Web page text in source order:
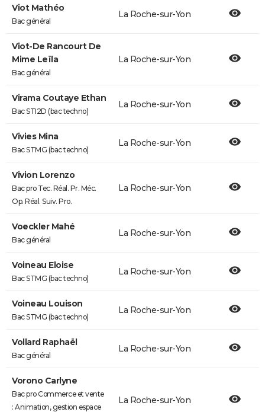
Viot Mathéo
Bac général
La Roche-sur-Yon
Viot-De Rancourt De
Mime Leïla
Bac général
La Roche-sur-Yon
Virama Coutaye Ethan
Bac STI2D (bac techno)
La Roche-sur-Yon
Vivies Mina
Bac STMG (bac techno)
La Roche-sur-Yon
Vivion Lorenzo
Bac pro Tec. Réal. Pr. Méc.
Op. Réal. Suiv. Pro.
La Roche-sur-Yon
Voeckler Mahé
Bac général
La Roche-sur-Yon
Voineau Eloise
Bac STMG (bac techno)
La Roche-sur-Yon
Voineau Louison
Bac STMG (bac techno)
La Roche-sur-Yon
Vollard Raphaël
Bac général
La Roche-sur-Yon
Vorono Carlyne
Bac pro Commerce et vente
: Animation, gestion espace
La Roche-sur-Yon